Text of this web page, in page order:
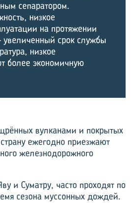
сепаратором.
низкое
на протяжении
увеличенный срок службы
низкое
более экономичную
вулканами и покрытых
ежегодно приезжают
железнодорожного
и Суматру, часто проходят по
сезона муссонных дождей.